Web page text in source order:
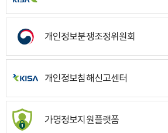
개인정보분쟁조정위원회
개인정보침해신고센터
가명정보지원플랫폼